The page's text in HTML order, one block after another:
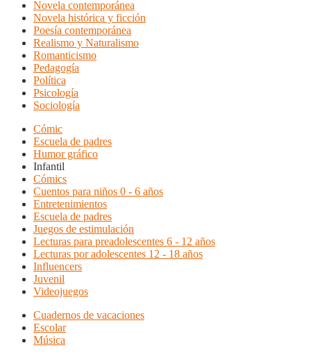
Novela contemporánea
Novela histórica y ficción
Poesía contemporánea
Realismo y Naturalismo
Romanticismo
Pedagogía
Política
Psicología
Sociología
Cómic
Escuela de padres
Humor gráfico
Infantil
Cómics
Cuentos para niños 0 - 6 años
Entretenimientos
Escuela de padres
Juegos de estimulación
Lecturas para preadolescentes 6 - 12 años
Lecturas por adolescentes 12 - 18 años
Influencers
Juvenil
Videojuegos
Cuadernos de vacaciones
Escolar
Música